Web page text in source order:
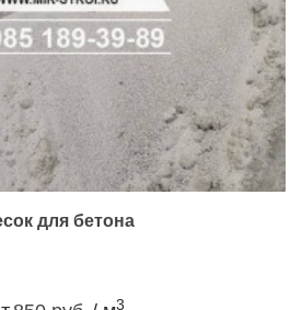
для бетона
3